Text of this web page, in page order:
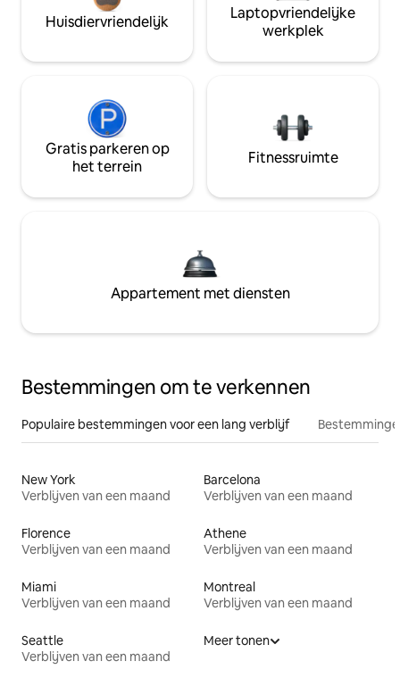
Huisdiervriendelijk
Laptopvriendelijke
werkplek
Gratis parkeren op
het terrein
Fitnessruimte
Appartement met diensten
Bestemmingen om te verkennen
Populaire bestemmingen voor een lang verblijf
New York
Verblijven van een maand
Barcelona
Verblijven van een maand
Florence
Verblijven van een maand
Athene
Verblijven van een maand
Miami
Verblijven van een maand
Montreal
Verblijven van een maand
Seattle
Verblijven van een maand
Meer tonen